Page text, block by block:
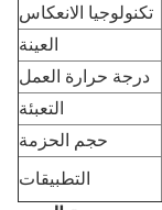
تكنولوجيا الانعكاس
العينة
درجة حرارة العمل
التعبئة
حجم الحزمة
التطبيقات